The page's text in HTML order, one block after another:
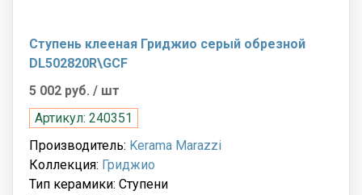
Ступень клееная Гриджио серый обрезной
DL502820R\GCF
5 002 руб. / шт
Артикул: 240351
Производитель: Kerama Marazzi
Коллекция: Гриджио
Тип керамики: Ступени